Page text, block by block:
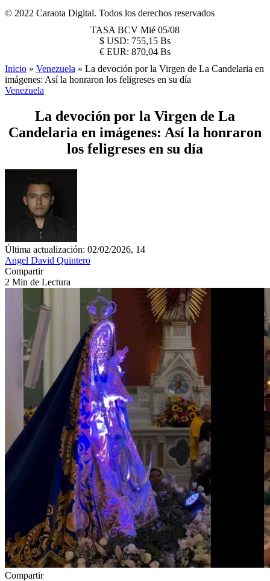
© 2022 Caraota Digital. Todos los derechos reservados
TASA BCV Mié 05/08
$ USD: 755,15 Bs
€ EUR: 870,04 Bs
Inicio » Venezuela » La devoción por la Virgen de La Candelaria en
imágenes: Así la honraron los feligreses en su día
Venezuela
La devoción por la Virgen de La
Candelaria en imágenes: Así la honraron
los feligreses en su día
Última actualización: 02/02/2026, 14
Angel David Quintero
Compartir
2 Min de Lectura
Compartir